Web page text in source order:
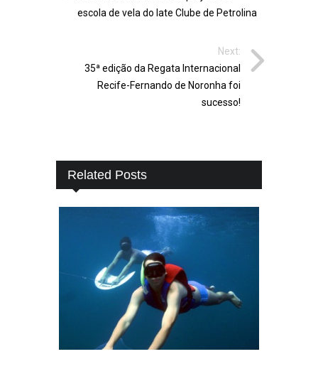
escola de vela do Iate Clube de Petrolina
Next:
35ª edição da Regata Internacional
Recife-Fernando de Noronha foi
sucesso!
Related Posts